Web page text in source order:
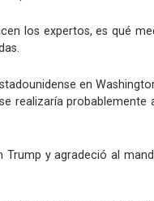
los expertos, es qué
en
realizaría
y agradeció al